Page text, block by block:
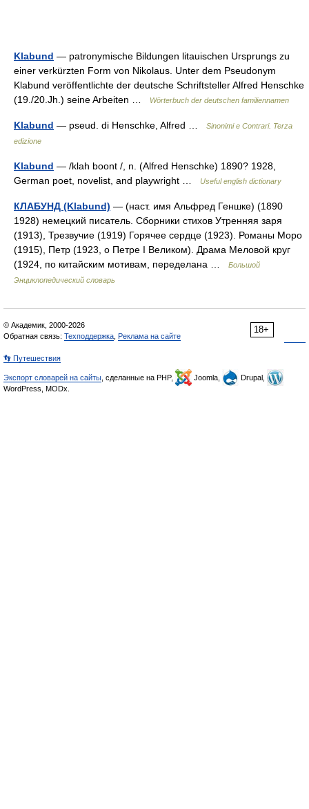
Klabund — patronymische Bildungen litauischen Ursprungs zu
einer verkürzten Form von Nikolaus. Unter dem Pseudonym
Klabund veröffentlichte der deutsche Schriftsteller Alfred Henschke
(19./20.Jh.) seine Arbeiten …
Wörterbuch der deutschen familiennamen
Klabund — pseud. di Henschke, Alfred …
Sinonimi e Contrari. Terza
edizione
Klabund — /klah boont /, n. (Alfred Henschke) 1890? 1928,
German poet, novelist, and playwright …
Useful english dictionary
КЛАБУНД (Klabund) — (наст. имя Альфред Геншке) (1890
1928) немецкий писатель. Сборники стихов Утренняя заря
(1913), Трезвучие (1919) Горячее сердце (1923). Романы Моро
(1915), Петр (1923, о Петре I Великом). Драма Меловой круг
(1924, по китайским мотивам, переделана …
Большой
Энциклопедический словарь
18+
© Академик, 2000-2026
Обратная связь: Техподдержка Реклама на сайте
👣 Путешествия
Экспорт словарей на сайты , сделанные на PHP, Joomla,
Drupal,
WordPress, MODx.